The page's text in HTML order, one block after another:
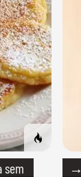
sem
→